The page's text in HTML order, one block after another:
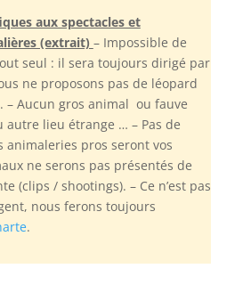
aux spectacles et
(extrait) – Impossible de
seul : il sera toujours dirigé par
ne proposons pas de léopard
– Aucun gros animal ou fauve
autre lieu étrange … – Pas de
animaleries pros seront vos
ne serons pas présentés de
(clips / shootings). – Ce n’est pas
nous ferons toujours
.